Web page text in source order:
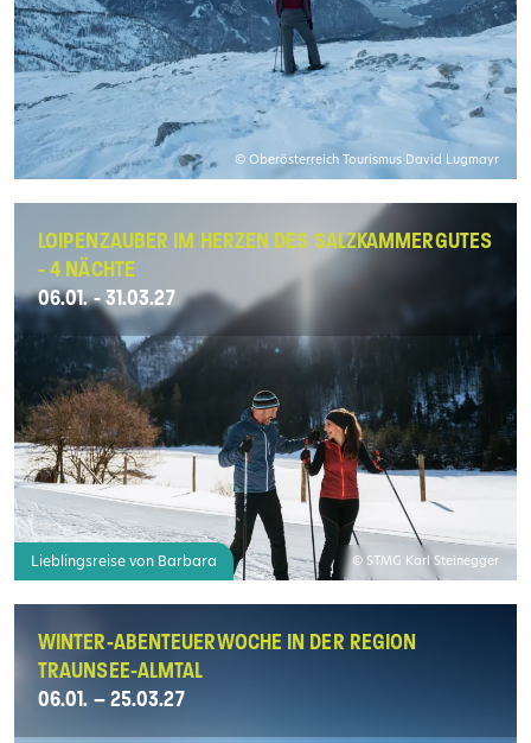
© Oberösterreich Tourismus David Lugmayr
LOIPENZAUBER IM HERZEN DES SALZKAMMERGUTES
- 4 NÄCHTE
06.01. - 31.03.27
© STMG Karl Steinegger
Lieblingsreise von Barbara
WINTER-ABENTEUERWOCHE IN DER REGION
TRAUNSEE-ALMTAL
06.01. – 25.03.27